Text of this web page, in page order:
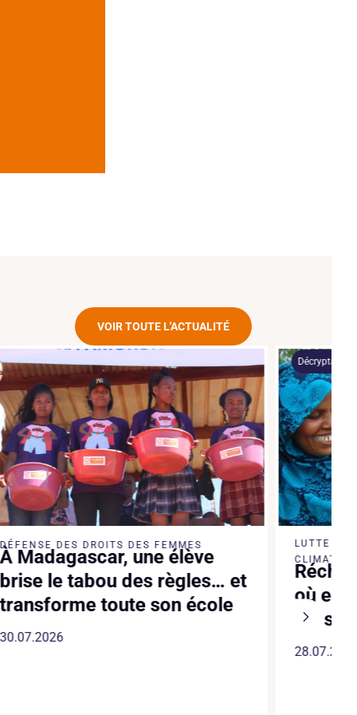
VOIR TOUTE L'ACTUALITÉ
DÉFENSE DES DROITS DES FEMMES
À Madagascar, une élève
brise le tabou des règles… et
transforme toute son école
30.07.2026
Décryptage
LUTTE
où en
les